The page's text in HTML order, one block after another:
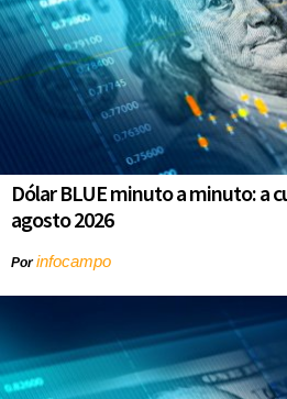
Dólar BLUE minuto a minuto: a
agosto 2026
Porinfocampo